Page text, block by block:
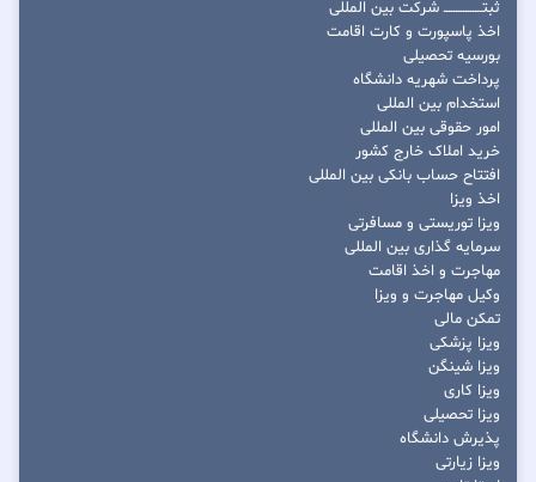
ثبتــــــــــــــــ شرکت بین المللی
اخذ پاسپورت و کارت اقامت
بورسیه تحصیلی
پرداخت شهریه دانشگاه
استخدام بین المللی
امور حقوقی بین المللی
خرید املاک خارج کشور
افتتاح حساب بانکی بین المللی
اخذ ویزا
ویزا توریستی و مسافرتی
سرمایه گذاری بین المللی
مهاجرت و اخذ اقامت
وکیل مهاجرت و ویزا
تمکن مالی
ویزا پزشکی
ویزا شینگن
ویزا کاری
ویزا تحصیلی
پذیرش دانشگاه
ویزا زیارتی